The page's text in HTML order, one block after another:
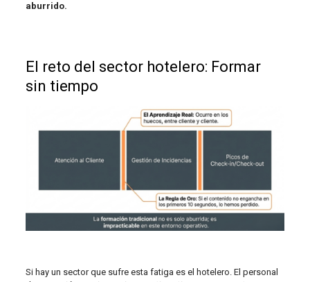
aburrido.
El reto del sector hotelero: Formar
sin tiempo
Si hay un sector que sufre esta fatiga es el hotelero. El personal